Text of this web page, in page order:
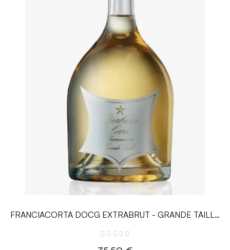
FRANCIACORTA DOCG EXTRABRUT - GRANDE TAILLE